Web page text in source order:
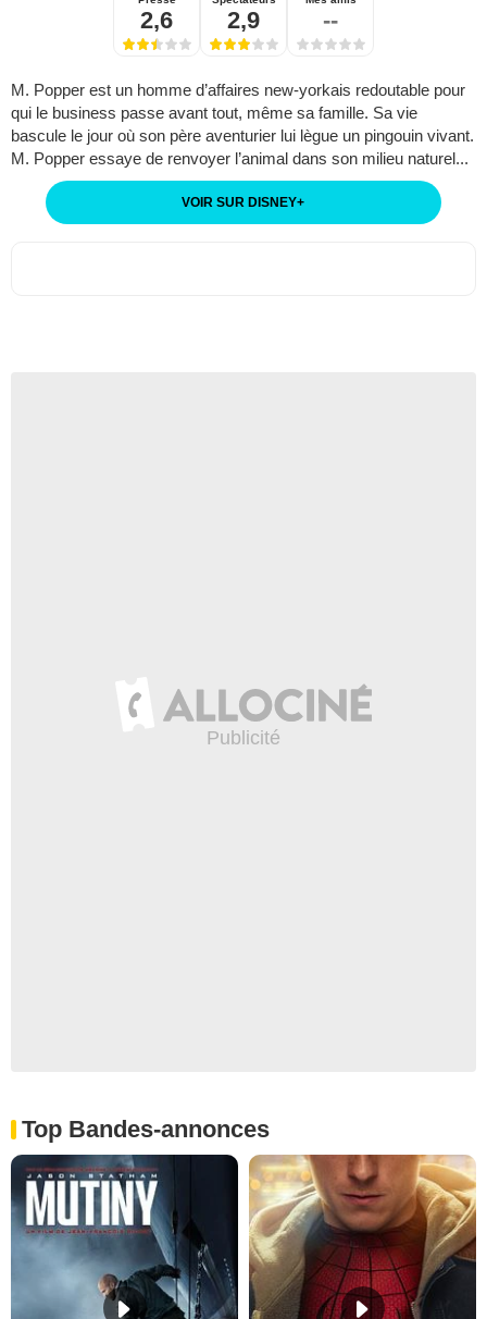
2,6 2,9 --
M. Popper est un homme d’affaires new-yorkais redoutable pour
qui le business passe avant tout, même sa famille. Sa vie
bascule le jour où son père aventurier lui lègue un pingouin vivant.
M. Popper essaye de renvoyer l’animal dans son milieu naturel...
VOIR SUR DISNEY+
Top Bandes-annonces